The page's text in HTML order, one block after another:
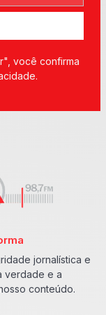
você confirma
jornalística e
verdade e a
conteúdo.